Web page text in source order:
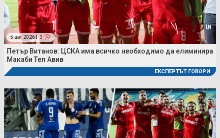
5 авг 2026 | 3
Петър Витанов: ЦСКА има всичко необходимо да елиминира
Макаби Тел Авив
ЕКСПЕРТЪТ ГОВОРИ